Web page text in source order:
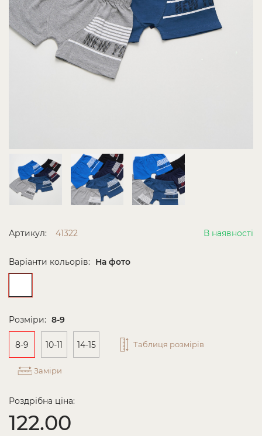
Артикул: 41322 В наявності
Варіанти кольорів: На фото
Розміри: 8-9
8-9 10-11 14-15 Таблиця розмірів
Заміри
Роздрібна ціна:
122.00